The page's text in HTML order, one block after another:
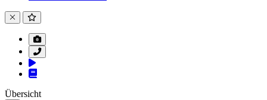
Übersicht